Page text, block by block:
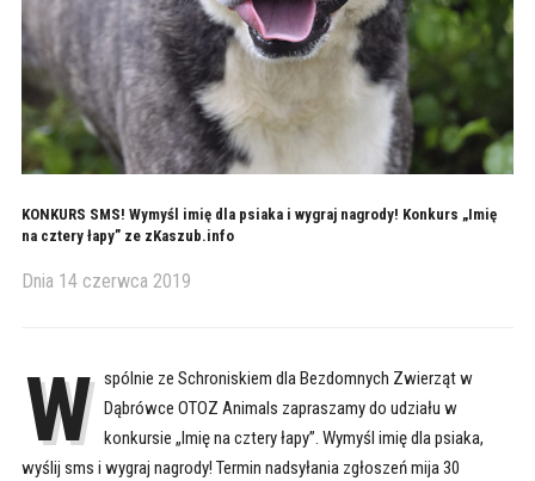
KONKURS SMS! Wymyśl imię dla psiaka i wygraj nagrody! Konkurs „Imię
na cztery łapy” ze zKaszub.info
Dnia 14 czerwca 2019
W spólnie ze Schroniskiem dla Bezdomnych Zwierząt w
Dąbrówce OTOZ Animals zapraszamy do udziału w
konkursie „Imię na cztery łapy”. Wymyśl imię dla psiaka,
wyślij sms i wygraj nagrody! Termin nadsyłania zgłoszeń mija 30